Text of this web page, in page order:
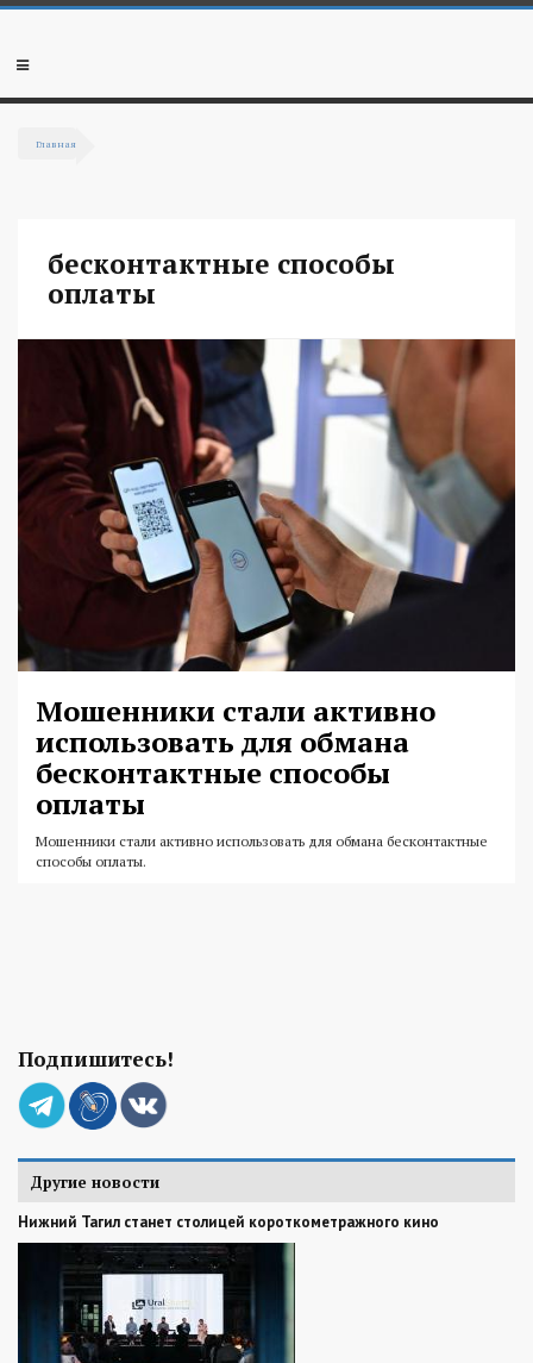
Перейти к основному содержанию
Мобильное
Главная
бесконтактные способы
оплаты
Мошенники стали активно
использовать для обмана
бесконтактные способы
оплаты
Мошенники стали активно использовать для обмана бесконтактные
способы оплаты.
Подпишитесь!
Другие новости
Нижний Тагил станет столицей короткометражного кино